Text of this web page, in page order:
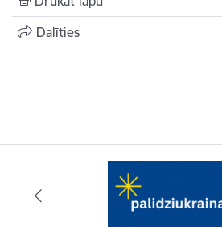
Dalīties